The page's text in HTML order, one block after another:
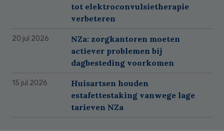
tot elektroconvulsietherapie
verbeteren
20 jul 2026
NZa: zorgkantoren moeten
actiever problemen bij
dagbesteding voorkomen
15 jul 2026
Huisartsen houden
estafettestaking vanwege lage
tarieven NZa